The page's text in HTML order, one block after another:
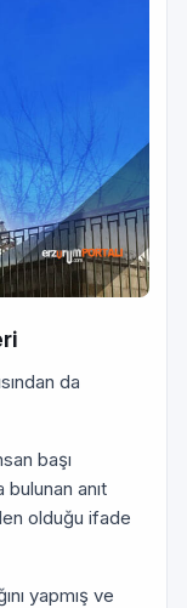
da
başı
anıt
olduğu ifade
yapmış ve